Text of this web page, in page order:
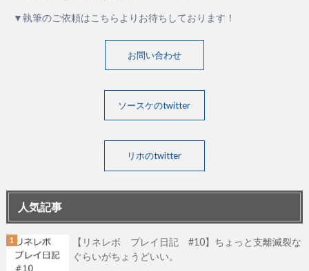
▼執筆のご依頼はこちらよりお待ちしております！
お問い合わせ
ソースケのtwitter
リホのtwitter
人気記事
【リネレボ プレイ日記 #10】ちょっと支離滅裂な
ぐらいがちょうどいい。